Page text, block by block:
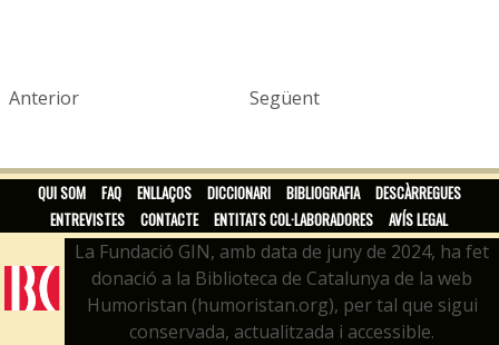
Anterior Següent
QUI SOM FAQ ENLLAÇOS DICCIONARI BIBLIOGRAFIA
DESCÀRREGUES
ENTREVISTES
CONTACTE ENTITATS COL·LABORADORES AVÍS LEGAL
La Fundació GIN, amb data de juny de 2024, ha fet
donació a la Biblioteca de Catalunya de la web
Humoristan (humoristan.org), per tal que sigui
conservada, actualitzada i accessible.